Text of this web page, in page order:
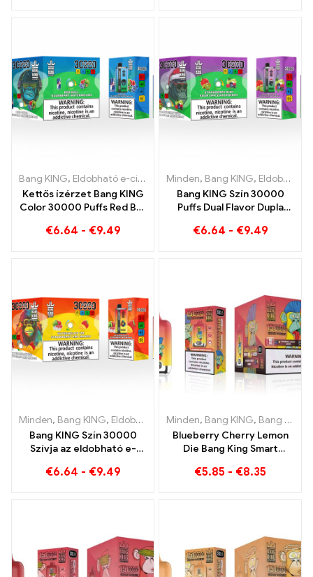
Bang KING, Eldobható e-cigaretta ,Eldobható e-cigaretta Litvánia
Kettős ízérzet Bang KING
Color 30000 Puffs Red Bull
30000 Szívja az
€6.64 - €9.49
Minden, Bang KING, Eldobható e-cigaretta Litvánia
Bang KING Szín 30000
Puffs Dual Flavor Dupla
savanyú almás málnával
€6.64 - €9.49
Minden, Bang KING, Eldobható e-cigaretta Litvánia ,Eldobható
Bang KING Szín 30000
Szívja az eldobható e-
fagylalt és a trópusi eper
€6.64 - €9.49
Minden, Bang KING, Bang King Smart Screen 15000 Pöfékel
Blueberry Cherry Lemon
Die Bang King Smart
innovatív eldobható e-
€5.85 - €8.35